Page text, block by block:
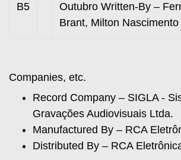
B5
Outubro Written-By –
Brant, Milton Nascimento
Companies, etc.
Record Company – SIGLA -
Gravações Audiovisuais Ltda.
Manufactured By – RCA
Distributed By – RCA